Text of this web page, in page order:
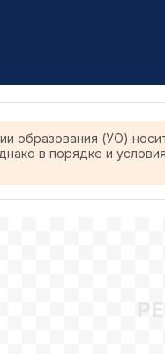
образования (УО)
в порядке и